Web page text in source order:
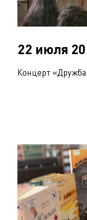
22 июля
Концерт